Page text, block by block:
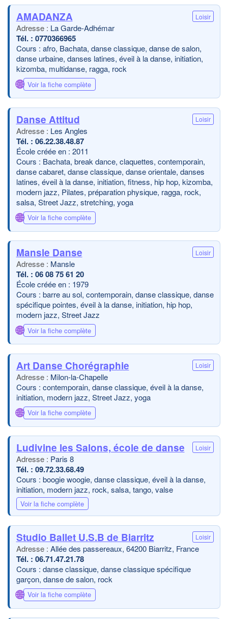
AMADANZA Loisir
La Garde-Adhémar
0770366965
Cours : afro, Bachata, danse classique, danse de salon,
danse urbaine, danses latines, éveil à la danse, initiation,
kizomba, multidanse, ragga, rock
🌐 Voir la fiche complète
Danse Attitud Loisir
Les Angles
06.22.38.48.87
École créée en : 2011
Cours : Bachata, break dance, claquettes, contemporain,
danse cabaret, danse classique, danse orientale, danses
latines, éveil à la danse, initiation, fitness, hip hop, kizomba,
modern jazz, Pilates, préparation physique, ragga, rock,
salsa, Street Jazz, stretching, yoga
🌐 Voir la fiche complète
Mansle Danse Loisir
Mansle
06 08 75 61 20
École créée en : 1979
Cours : barre au sol, contemporain, danse classique, danse
spécifique pointes, éveil à la danse, initiation, hip hop,
modern jazz, Street Jazz
🌐 Voir la fiche complète
Art Danse Chorégraphie Loisir
Milon-la-Chapelle
Cours : contemporain, danse classique, éveil à la danse,
initiation, modern jazz, Street Jazz, yoga
🌐 Voir la fiche complète
Ludivine les Salons, école de danse Loisir
Paris 8
09.72.33.68.49
Cours : boogie woogie, danse classique, éveil à la danse,
initiation, modern jazz, rock, salsa, tango, valse
Voir la fiche complète
Studio Ballet U.S.B de Biarritz Loisir
Allée des passereaux, 64200 Biarritz, France
06.71.47.21.78
Cours : danse classique, danse classique spécifique
garçon, danse de salon, rock
🌐 Voir la fiche complète